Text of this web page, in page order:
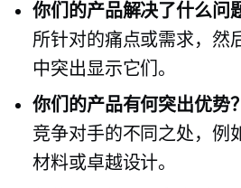
你们的产品解决了什么问
所针对的痛点或需求，然
中突出显示它们。
你们的产品有何突出优势？
竞争对手的不同之处，例
材料或卓越设计。